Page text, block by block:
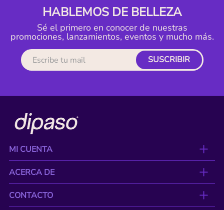
HABLEMOS DE BELLEZA
Sé el primero en conocer de nuestras
promociones, lanzamientos, eventos y mucho más.
SUSCRIBIR
MI CUENTA
ACERCA DE
CONTACTO